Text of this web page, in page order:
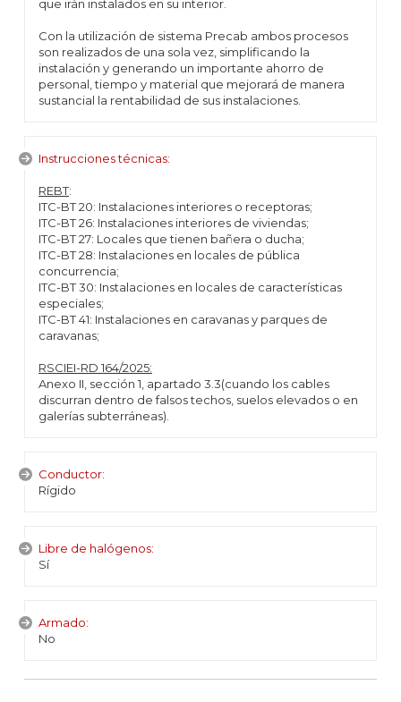
que irán instalados en su interior.
Con la utilización de sistema Precab ambos procesos
son realizados de una sola vez, simplificando la
instalación y generando un importante ahorro de
personal, tiempo y material que mejorará de manera
sustancial la rentabilidad de sus instalaciones.
Instrucciones técnicas:
REBT:
ITC-BT 20: Instalaciones interiores o receptoras;
ITC-BT 26: Instalaciones interiores de viviendas;
ITC-BT 27: Locales que tienen bañera o ducha;
ITC-BT 28: Instalaciones en locales de pública
concurrencia;
ITC-BT 30: Instalaciones en locales de características
especiales;
ITC-BT 41: Instalaciones en caravanas y parques de
caravanas;
RSCIEI-RD 164/2025:
Anexo II, sección 1, apartado 3.3(cuando los cables
discurran dentro de falsos techos, suelos elevados o en
galerías subterráneas).
Conductor:
Rígido
Libre de halógenos:
Sí
Armado:
No